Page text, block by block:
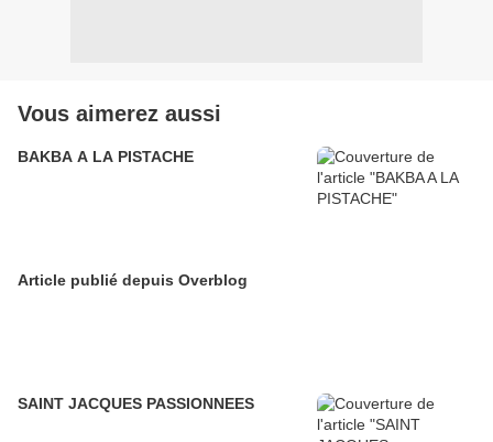
Vous aimerez aussi
BAKBA A LA PISTACHE
Article publié depuis Overblog
SAINT JACQUES PASSIONNEES